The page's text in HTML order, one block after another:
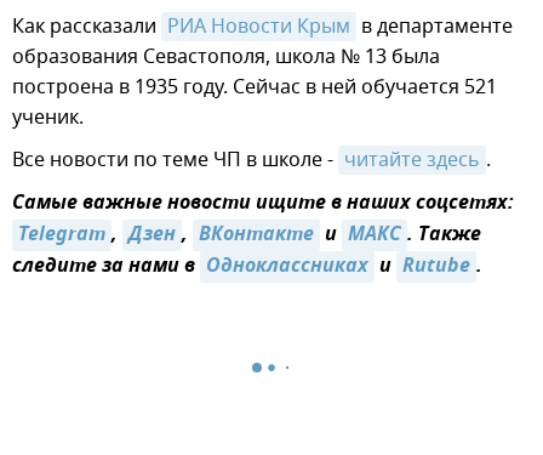
Как рассказали РИА Новости Крым в департаменте
образования Севастополя, школа № 13 была
построена в 1935 году. Сейчас в ней обучается 521
ученик.
Все новости по теме ЧП в школе - читайте здесь .
Самые важные новости ищите в наших соцсетях:
Telegram, Дзен, ВКонтакте и MAКС. Также
следите за нами в Одноклассниках и Rutube.